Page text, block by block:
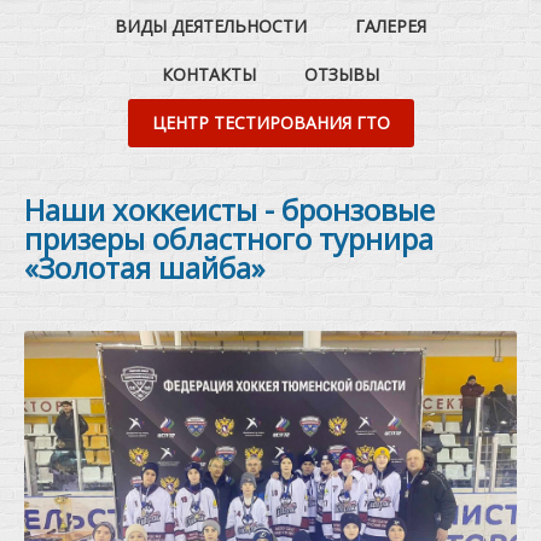
ВИДЫ ДЕЯТЕЛЬНОСТИ ГАЛЕРЕЯ
КОНТАКТЫ ОТЗЫВЫ
ЦЕНТР ТЕСТИРОВАНИЯ ГТО
Наши хоккеисты - бронзовые
призеры областного турнира
«Золотая шайба»